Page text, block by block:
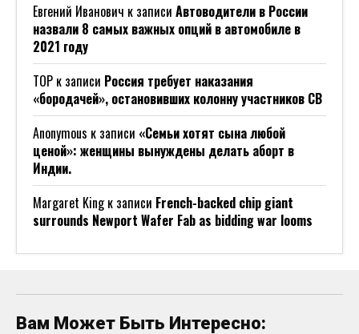
Евгений Иванович к записи Автоводители в России
назвали 8 самых важных опций в автомобиле в
2021 году
ТОР к записи Россия требует наказания
«бородачей», остановивших колонну участников СВ
Anonymous к записи «Семьи хотят сына любой
ценой»: женщины вынуждены делать аборт в
Индии.
Margaret Kingк записи French-backed chip giant
surrounds Newport Wafer Fab as bidding war looms
Вам Может Быть Интересно: